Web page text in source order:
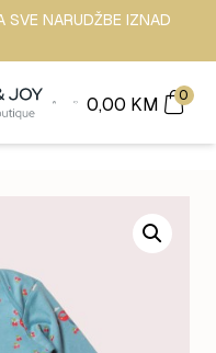
SVE NARUDŽBE IZNAD
0,00 KM 0